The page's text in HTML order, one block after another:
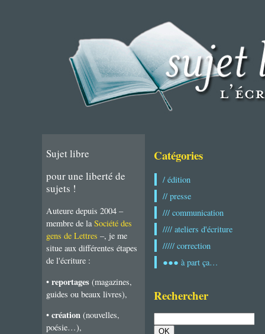
Sujet libre
pour une liberté de
sujets !
Auteure depuis 2004 –
membre de laSociété des
gens de Lettres –, je me
situe aux différentes étapes
de l'écriture :
• reportages (magazines,
guides ou beaux livres),
• création (nouvelles,
poésie…),
Catégories
/ édition
// presse
/// communication
//// ateliers d'écriture
///// correction
●●● à part ça…
Rechercher